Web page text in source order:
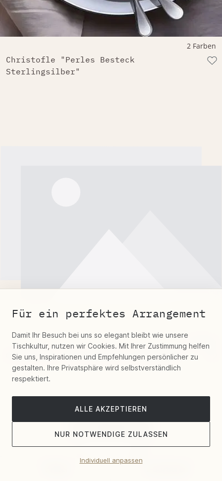
2 Farben
Christofle "Perles Besteck
Sterlingsilber"
2 Farben
Christofle "Aria Besteck versilbert"
Für ein perfektes Arrangement
Damit Ihr Besuch bei uns so elegant bleibt wie unsere
Tischkultur, nutzen wir Cookies. Mit Ihrer Zustimmung helfen
Sie uns, Inspirationen und Empfehlungen persönlicher zu
gestalten. Ihre Privatsphäre wird selbstverständlich
respektiert.
ALLE AKZEPTIEREN
NUR NOTWENDIGE ZULASSEN
Individuell anpassen